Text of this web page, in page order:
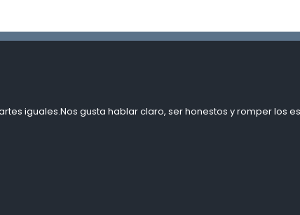
iguales.Nos gusta hablar claro, ser honestos y romper los